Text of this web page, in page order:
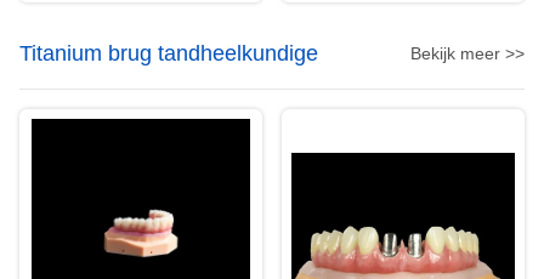
Titanium brug tandheelkundige Bekijk meer >>